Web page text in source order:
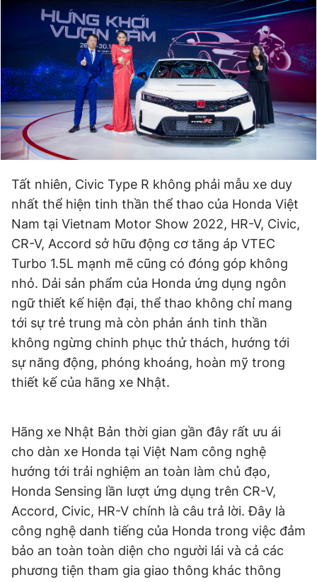
Tất nhiên, Civic Type R không phải mẫu xe duy
nhất thể hiện tinh thần thể thao của Honda Việt
Nam tại Vietnam Motor Show 2022, HR-V, Civic,
CR-V, Accord sở hữu động cơ tăng áp VTEC
Turbo 1.5L mạnh mẽ cũng có đóng góp không
nhỏ. Dải sản phẩm của Honda ứng dụng ngôn
ngữ thiết kế hiện đại, thể thao không chỉ mang
tới sự trẻ trung mà còn phản ánh tinh thần
không ngừng chinh phục thử thách, hướng tới
sự năng động, phóng khoáng, hoàn mỹ trong
thiết kế của hãng xe Nhật.
Hãng xe Nhật Bản thời gian gần đây rất ưu ái
cho dàn xe Honda tại Việt Nam công nghệ
hướng tới trải nghiệm an toàn làm chủ đạo,
Honda Sensing lần lượt ứng dụng trên CR-V,
Accord, Civic, HR-V chính là câu trả lời. Đây là
công nghệ danh tiếng của Honda trong việc đảm
bảo an toàn toàn diện cho người lái và cả các
phương tiện tham gia giao thông khác thông